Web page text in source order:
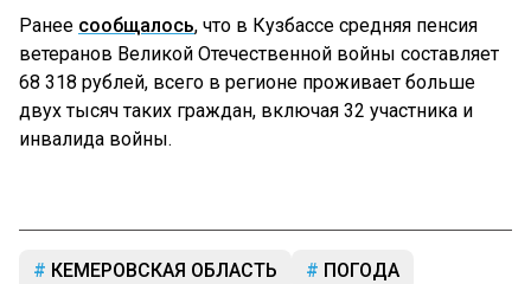
Ранее сообщалось, что в Кузбассе средняя пенсия
ветеранов Великой Отечественной войны составляет
68 318 рублей, всего в регионе проживает больше
двух тысяч таких граждан, включая 32 участника и
инвалида войны.
КЕМЕРОВСКАЯ ОБЛАСТЬ ПОГОДА